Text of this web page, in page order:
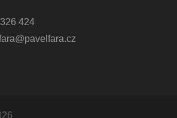
424